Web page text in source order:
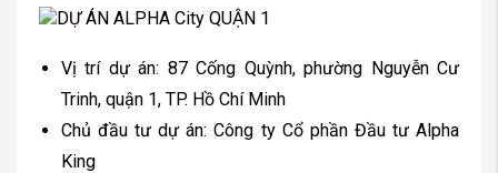
Vị trí dự án: 87 Cống Quỳnh, phường Nguyễn Cư
Trinh, quận 1, TP. Hồ Chí Minh
Chủ đầu tư dự án: Công ty Cổ phần Đầu tư Alpha
King